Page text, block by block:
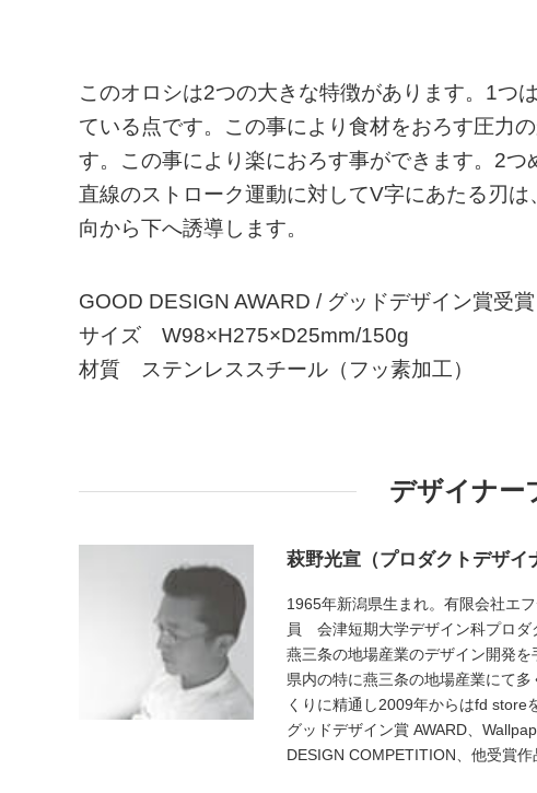
このオロシは2つの大きな特徴があります。1つ
ている点です。この事により食材をおろす圧力
す。この事により楽におろす事ができます。2つ
直線のストローク運動に対してV字にあたる刃
向から下へ誘導します。
GOOD DESIGN AWARD / グッドデザイン賞受賞
サイズ W98×H275×D25mm/150g
材質 ステンレススチール（フッ素加工）
デザイナー
萩野光宣（プロダクトデザイ
1965年新潟県生まれ。有限会社
員 会津短期大学デザイン科プロダ
燕三条の地場産業のデザイン開発
県内の特に燕三条の地場産業にて
くりに精通し2009年からはfd store
グッドデザイン賞 AWARD、
DESIGN COMPETITION、他受賞作